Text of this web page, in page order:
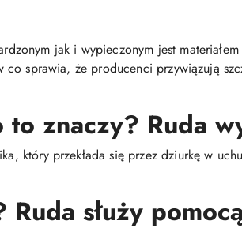
jak i wypieczonym jest
sprawia, że producenci przywiązują
znaczy? Ruda
przekłada się przez dziurkę w
służy